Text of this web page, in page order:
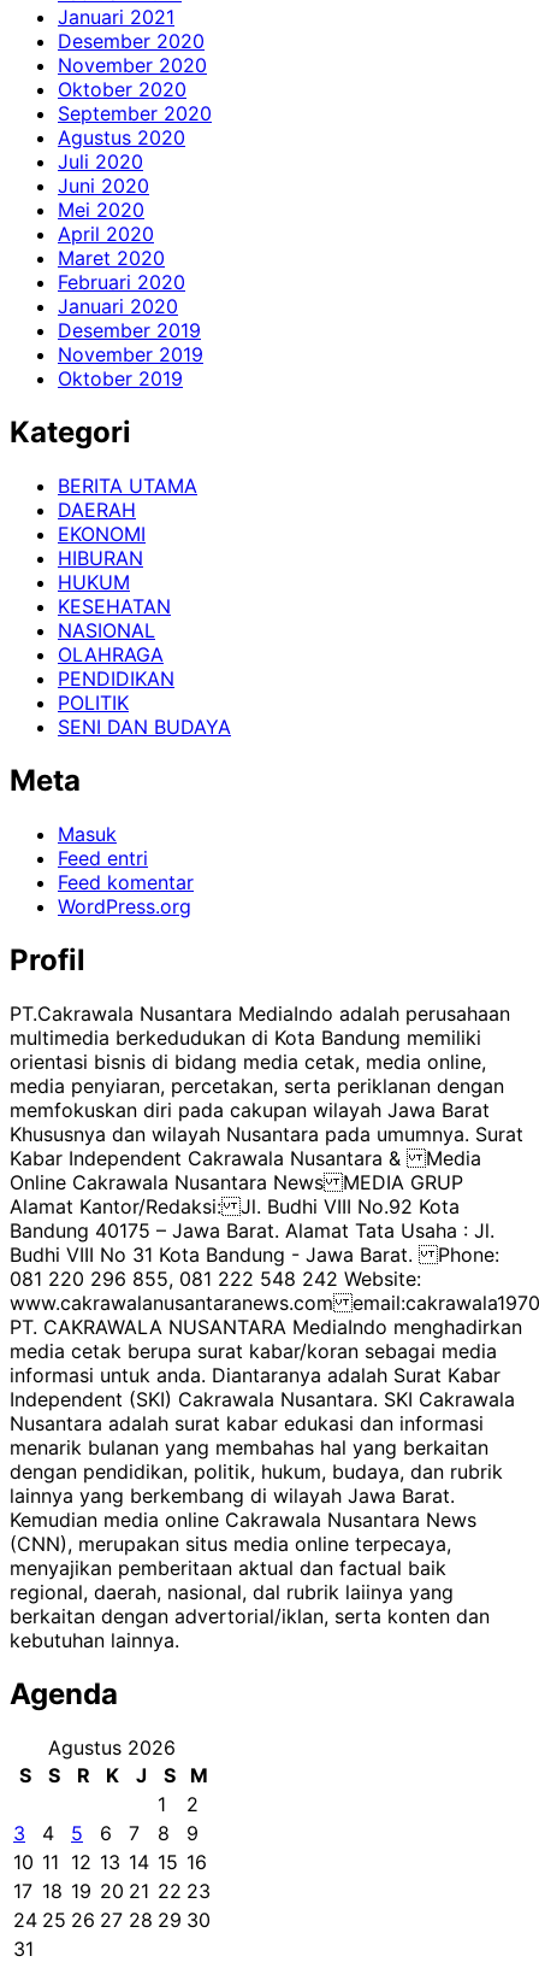
Januari 2021
Desember 2020
November 2020
Oktober 2020
September 2020
Agustus 2020
Juli 2020
Juni 2020
Mei 2020
April 2020
Maret 2020
Februari 2020
Januari 2020
Desember 2019
November 2019
Oktober 2019
Kategori
BERITA UTAMA
DAERAH
EKONOMI
HIBURAN
HUKUM
KESEHATAN
NASIONAL
OLAHRAGA
PENDIDIKAN
POLITIK
SENI DAN BUDAYA
Meta
Masuk
Feed entri
Feed komentar
WordPress.org
Profil
PT.Cakrawala Nusantara MediaIndo adalah perusahaan
multimedia berkedudukan di Kota Bandung memiliki
orientasi bisnis di bidang media cetak, media online,
media penyiaran, percetakan, serta periklanan dengan
memfokuskan diri pada cakupan wilayah Jawa Barat
Khususnya dan wilayah Nusantara pada umumnya. Surat
Kabar Independent Cakrawala Nusantara & Media
Online Cakrawala Nusantara News MEDIA GRUP
Alamat Kantor/Redaksi: Jl. Budhi VIII No.92 Kota
Bandung 40175 – Jawa Barat. Alamat Tata Usaha : Jl.
Budhi VIII No 31 Kota Bandung - Jawa Barat. Phone:
081 220 296 855, 081 222 548 242 Website:
www.cakrawalanusantaranews.com
PT. CAKRAWALA NUSANTARA MediaIndo menghadirkan
media cetak berupa surat kabar/koran sebagai media
informasi untuk anda. Diantaranya adalah Surat Kabar
Independent (SKI) Cakrawala Nusantara. SKI Cakrawala
Nusantara adalah surat kabar edukasi dan informasi
menarik bulanan yang membahas hal yang berkaitan
dengan pendidikan, politik, hukum, budaya, dan rubrik
lainnya yang berkembang di wilayah Jawa Barat.
Kemudian media online Cakrawala Nusantara News
(CNN), merupakan situs media online terpecaya,
menyajikan pemberitaan aktual dan factual baik
regional, daerah, nasional, dal rubrik laiinya yang
berkaitan dengan advertorial/iklan, serta konten dan
kebutuhan lainnya.
Agenda
Agustus 2026
S
S R K J S
M
1
2
3
4 5 6 7 8
9
10 11 12 13 14 15 16
17 18 19 20 21 22 23
24 25 26 27 28 29 30
31